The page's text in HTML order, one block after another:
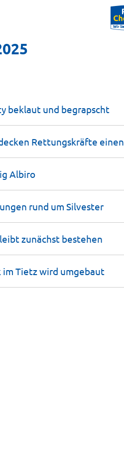
beklaut und begrapscht
Rettungskräfte einen
Albiro
rund um Silvester
zunächst bestehen
Tietz wird umgebaut